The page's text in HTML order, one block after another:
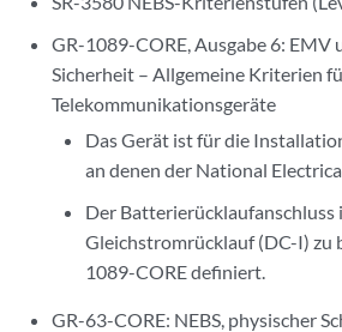
GR-1089-CORE, Ausgabe 6: EMV
Sicherheit – Allgemeine Kriterien
Telekommunikationsgeräte
Das Gerät ist für die
an denen der National
Der Batterierücklaufanschluss
Gleichstromrücklauf (DC-I) zu
1089-CORE definiert.
GR-63-CORE: NEBS, physischer